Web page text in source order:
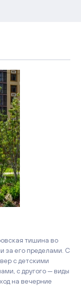
тишина во
за его пределами. С
с детскими
с другого — виды
на вечерние